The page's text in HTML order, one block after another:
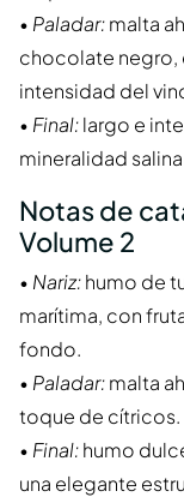
• Paladar:malta
chocolate negro,
intensidad del
• Final:largo e
mineralidad
Notas de
Volume 2
• Nariz:humo de
marítima, con
fondo.
• Paladar:malta
toque de cítricos.
• Final:humo
una elegante